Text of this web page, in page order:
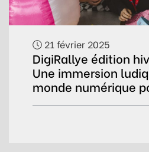
21 février 2025
DigiRallye édition
Une immersion
monde numérique